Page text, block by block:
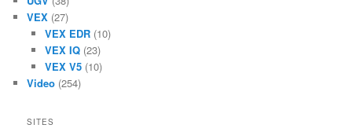
VEX (27)
VEX EDR(10)
VEX IQ(23)
VEX V5(10)
Video (254)
SITES